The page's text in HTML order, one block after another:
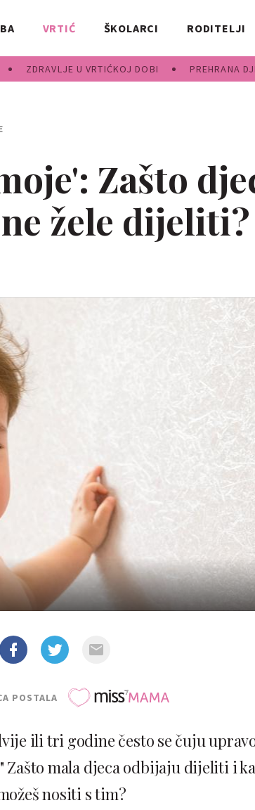
VRTIĆ
ZDRAVLJE U VRTIĆKOJ DOBI PREHRANA
ŠKOLARCI RODITELJI
Zašto
žele dijeliti?
POSTALA
ili tri godine često se čuju
mala djeca odbijaju dijeliti i
nositi s tim?